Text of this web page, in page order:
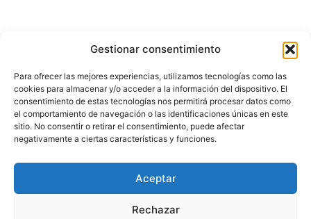
Gestionar consentimiento
Para ofrecer las mejores experiencias, utilizamos tecnologías como las
cookies para almacenar y/o acceder a la información del dispositivo. El
consentimiento de estas tecnologías nos permitirá procesar datos como
el comportamiento de navegación o las identificaciones únicas en este
sitio. No consentir o retirar el consentimiento, puede afectar
negativamente a ciertas características y funciones.
Aceptar
Rechazar
Internacional